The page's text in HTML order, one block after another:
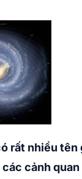
rất nhiều tên
cảnh